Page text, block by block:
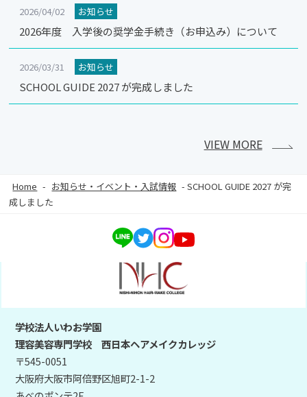
2026/04/02 お知らせ
2026年度 入学後の奨学金手続き（お申込み）について
2026/03/31 お知らせ
SCHOOL GUIDE 2027 が完成しました
VIEW MORE
Home - お知らせ・イベント・入試情報 -SCHOOL GUIDE 2027 が完
成しました
学校法人いわお学園
理容美容専門学校 西日本ヘアメイクカレッジ
〒545-0051
大阪府大阪市阿倍野区旭町2-1-2